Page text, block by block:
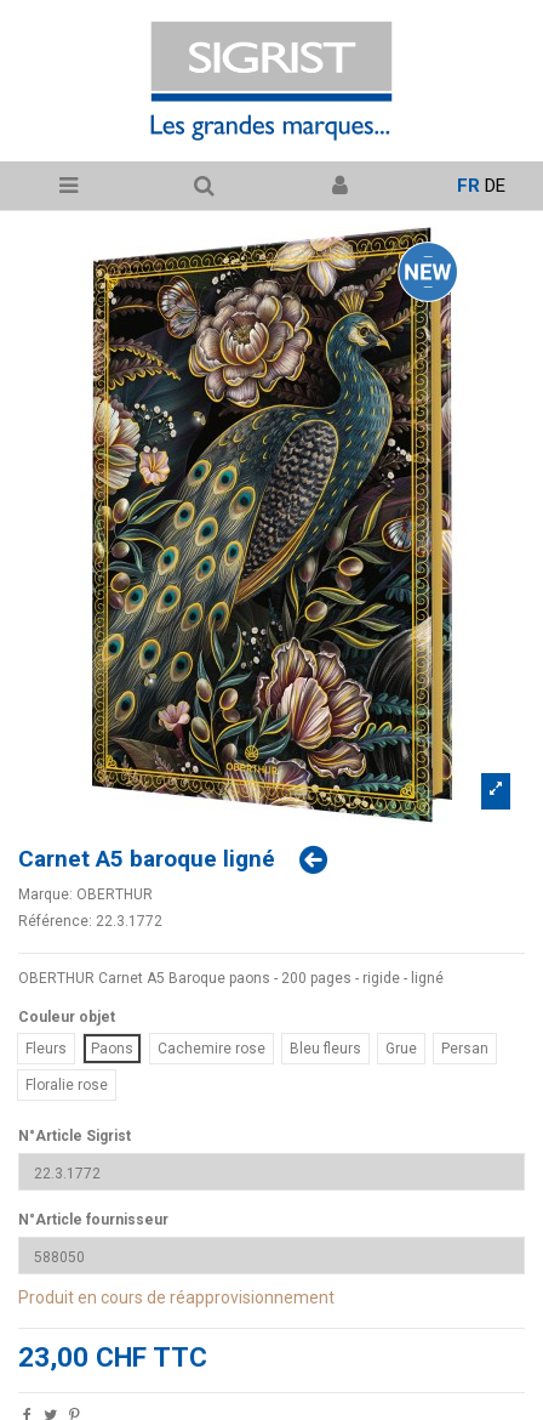
FR DE
Carnet A5 baroque ligné
Marque: OBERTHUR
Référence: 22.3.1772
OBERTHUR Carnet A5 Baroque paons - 200 pages - rigide - ligné
Couleur objet
Fleurs
Paons Cachemire rose Bleu fleurs Grue Persan
Floralie rose
N°Article Sigrist
N°Article fournisseur
Produit en cours de réapprovisionnement
23,00 CHF TTC